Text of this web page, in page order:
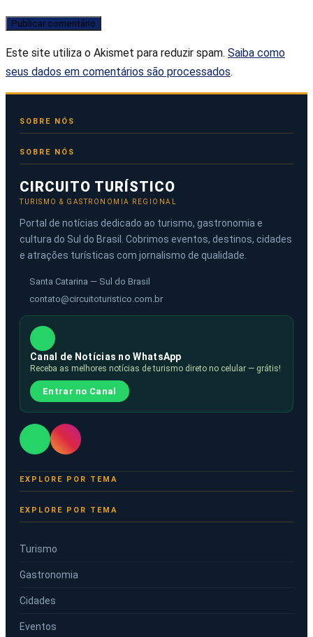
Este site utiliza o Akismet para reduzir spam. Saiba como
seus dados em comentários são processados.
SOBRE NÓS
CIRCUITO TURÍSTICO
TURISMO & GASTRONOMIA REGIONAL
Portal de notícias dedicado ao turismo, gastronomia e
cultura do Sul do Brasil. Cobrimos eventos, destinos, cidades
e atrações turísticas com jornalismo de qualidade.
Santa Catarina — Sul do Brasil
contato@circuitoturistico.com.br
Canal de Notícias no WhatsApp
Receba as melhores notícias de turismo direto no celular — grátis!
Entrar no Canal
EXPLORE POR TEMA
Turismo
Gastronomia
Cidades
Eventos